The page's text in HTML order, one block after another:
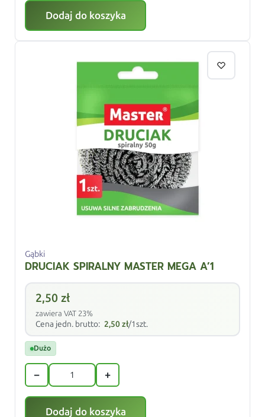
Dodaj do koszyka
Gąbki
DRUCIAK SPIRALNY MASTER MEGA A’1
2,50zł
zawiera VAT 23%
Cena jedn. brutto: 2,50zł/1szt.
Dużo
− +
Dodaj do koszyka